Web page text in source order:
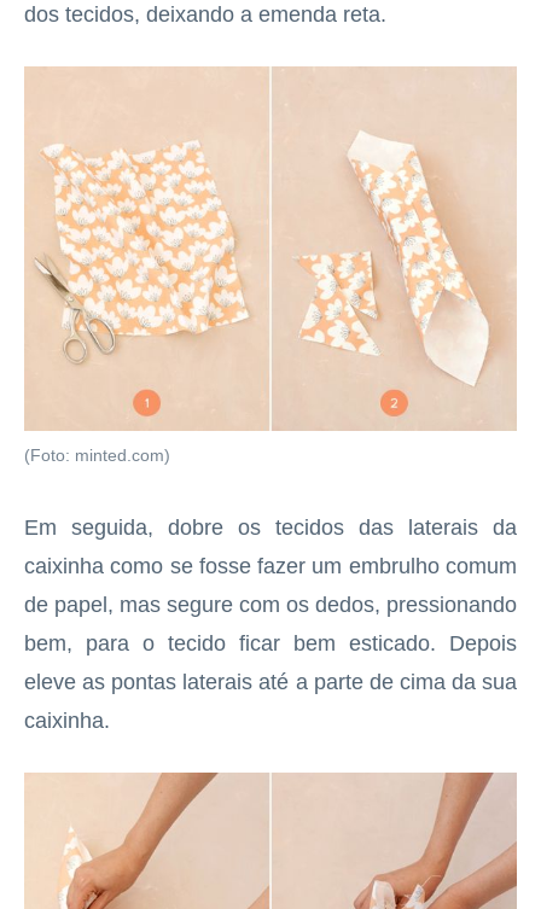
dos tecidos, deixando a emenda reta.
(Foto: minted.com)
Em seguida, dobre os tecidos das laterais da
caixinha como se fosse fazer um embrulho comum
de papel, mas segure com os dedos, pressionando
bem, para o tecido ficar bem esticado. Depois
eleve as pontas laterais até a parte de cima da sua
caixinha.